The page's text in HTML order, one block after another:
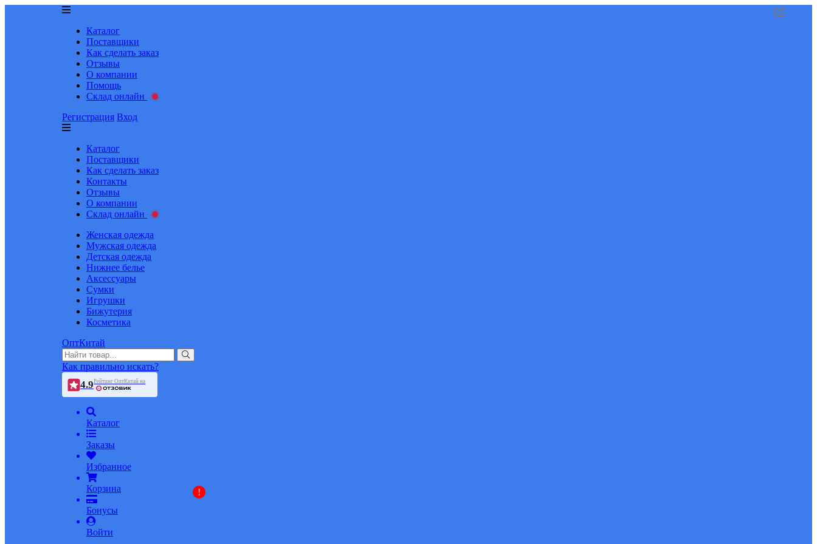
Каталог
Поставщики
Как сделать заказ
Отзывы
О компании
Помощь
Склад онлайн
Регистрация Вход
Каталог
Поставщики
Как сделать заказ
Контакты
Отзывы
О компании
Склад онлайн
Женская одежда
Мужская одежда
Детская одежда
Нижнее белье
Аксессуары
Сумки
Игрушки
Бижутерия
Косметика
ОптКитай
Как правильно искать?
4.9Рейтинг ОптКитай на
Каталог
Заказы
Избранное
Корзина
Бонусы
!
Войти